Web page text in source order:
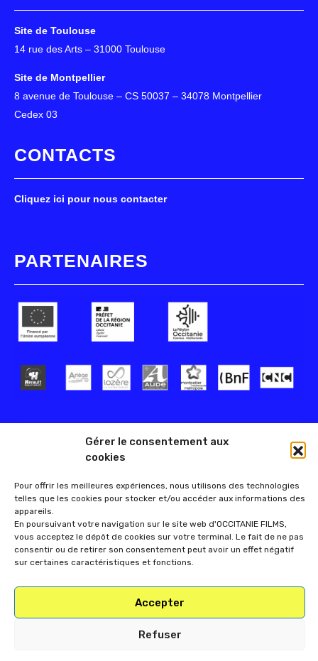
Gérer le consentement aux
cookies
Pour offrir les meilleures expériences, nous utilisons des technologies
telles que les cookies pour stocker et/ou accéder aux informations des
appareils.
En poursuivant votre navigation sur le site web d'OCCITANIE FILMS,
vous acceptez le dépôt de cookies sur votre terminal. Le fait de ne pas
consentir ou de retirer son consentement peut avoir un effet négatif
sur certaines caractéristiques et fonctions.
Accepter
Refuser
Site de Toulouse
14 rue des Arts – 31000 Toulouse
Site de Montpellier
8 avenue de Toulouse – CS 50037 – 34078 Montpellier
Cedex 03
CONTACTS
Cliquez ici pour nous contacter
PARTENAIRES